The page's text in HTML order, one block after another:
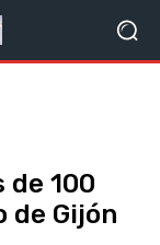
de 100
de Gijón